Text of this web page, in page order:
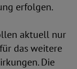
erfolgen.
aktuell nur
das weitere
Die